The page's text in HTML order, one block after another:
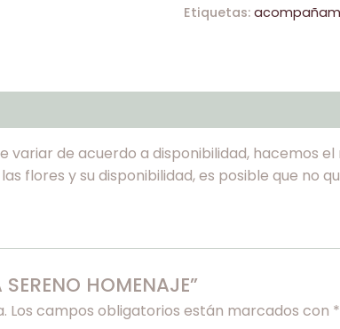
Etiquetas:
variar de acuerdo a disponibilidad,
flores y su disponibilidad, es posible que no
HOMENAJE”
Los campos obligatorios están marcados con *